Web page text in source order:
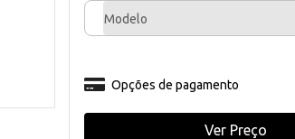
Modelo
Opções de pagamento
Ver Preço